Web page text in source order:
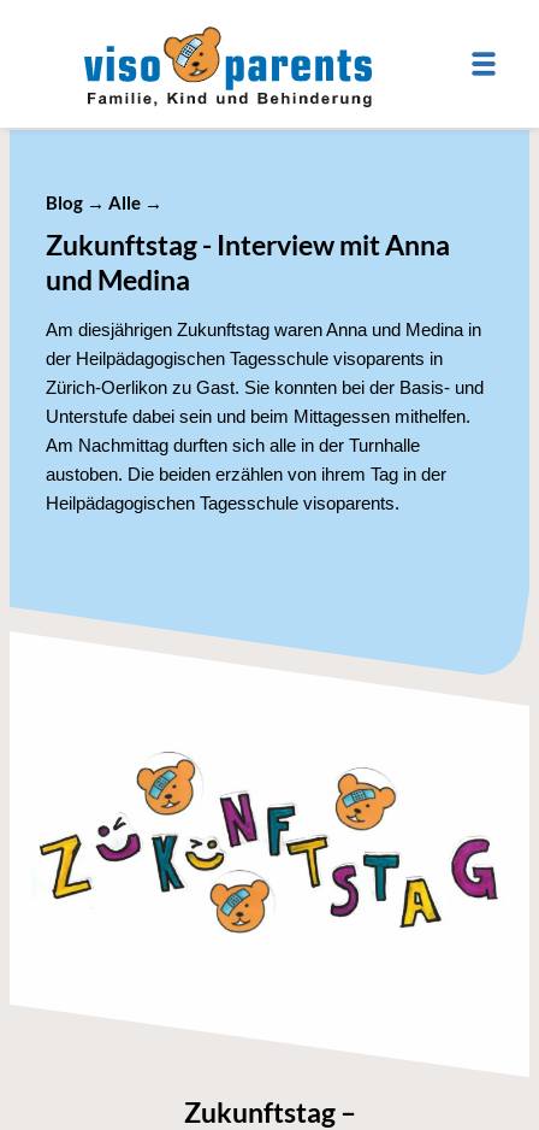
Blog → Alle →
Zukunftstag - Interview mit Anna
und Medina
Am diesjährigen Zukunftstag waren Anna und Medina in
der Heilpädagogischen Tagesschule visoparents in
Zürich-Oerlikon zu Gast. Sie konnten bei der Basis- und
Unterstufe dabei sein und beim Mittagessen mithelfen.
Am Nachmittag durften sich alle in der Turnhalle
austoben. Die beiden erzählen von ihrem Tag in der
Heilpädagogischen Tagesschule visoparents.
Zukunftstag –